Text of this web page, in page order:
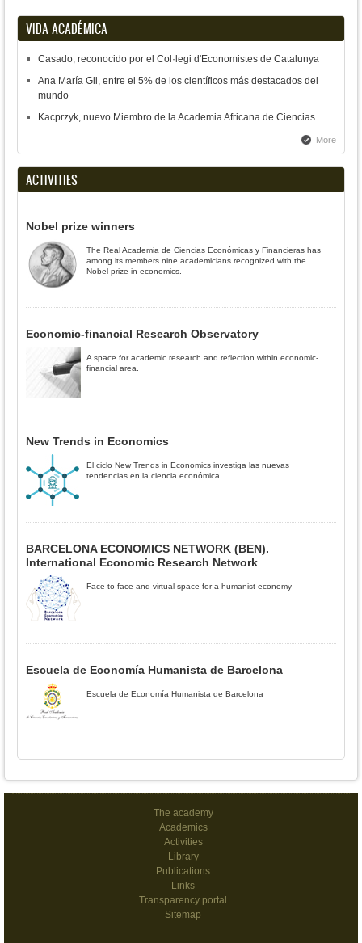
VIDA ACADÉMICA
Casado, reconocido por el Col·legi d'Economistes de Catalunya
Ana María Gil, entre el 5% de los científicos más destacados del
mundo
Kacprzyk, nuevo Miembro de la Academia Africana de Ciencias
More
ACTIVITIES
Nobel prize winners
The Real Academia de Ciencias Económicas y Financieras has
among its members nine academicians recognized with the
Nobel prize in economics.
Economic-financial Research Observatory
A space for academic research and reflection within economic-
financial area.
New Trends in Economics
El ciclo New Trends in Economics investiga las nuevas
tendencias en la ciencia económica
BARCELONA ECONOMICS NETWORK (BEN).
International Economic Research Network
Face-to-face and virtual space for a humanist economy
Escuela de Economía Humanista de Barcelona
Escuela de Economía Humanista de Barcelona
The academy
Academics
Activities
Library
Publications
Links
Transparency portal
Sitemap